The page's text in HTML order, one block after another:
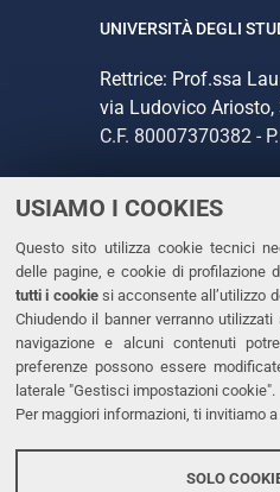
USIAMO I COOKIES
Questo sito utilizza cookie tecnici
delle pagine, e cookie di profilazione
tutti i cookiesi acconsente all’utilizzo
Chiudendo il banner verranno
navigazione e alcuni contenuti
preferenze possono essere
laterale "Gestisci impostazioni cookie".
Per maggiori informazioni, ti invitiamo
SOLO
UNIVERSITÀ DEGLI
Rettrice: Prof.ssa
via Ludovico Ariosto,
C.F. 80007370382 -
CONTATTI
Tel. +39 0532
Fax. +39 0532 293031
PEC
LINKS
Dichiarazione di